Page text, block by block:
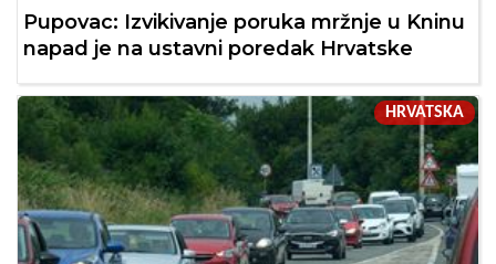
Pupovac: Izvikivanje poruka mržnje u Kninu
napad je na ustavni poredak Hrvatske
HRVATSKA